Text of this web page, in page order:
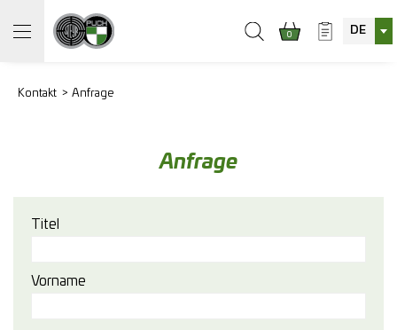
0 DE
Kontakt Anfrage
Anfrage
Titel
Vorname